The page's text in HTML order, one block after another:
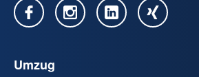
Umzug